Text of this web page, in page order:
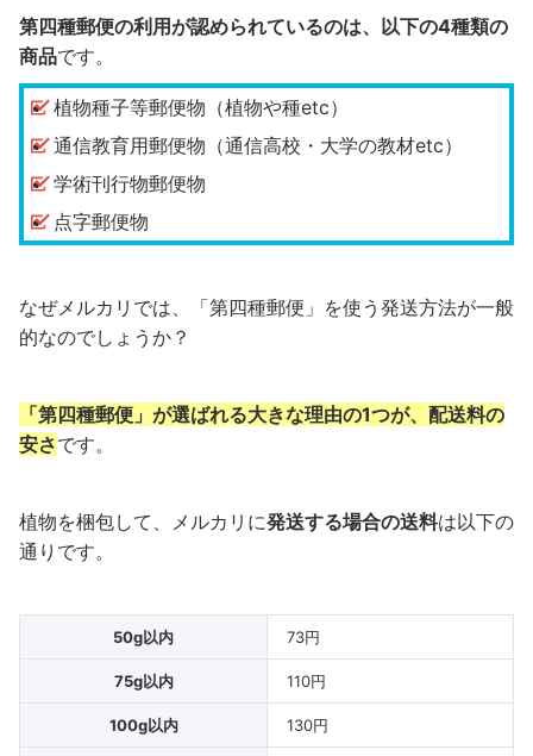
第四種郵便の利用が認められているのは、以下の4種類の
商品です。
植物種子等郵便物（植物や種etc）
通信教育用郵便物（通信高校・大学の教材etc）
学術刊行物郵便物
点字郵便物
なぜメルカリでは、「第四種郵便」を使う発送方法が一般
的なのでしょうか？
「第四種郵便」が選ばれる大きな理由の1つが、配送料の
安さです。
植物を梱包して、メルカリに発送する場合の送料は以下の
通りです。
50g以内 73円
75g以内 110円
100g以内 130円